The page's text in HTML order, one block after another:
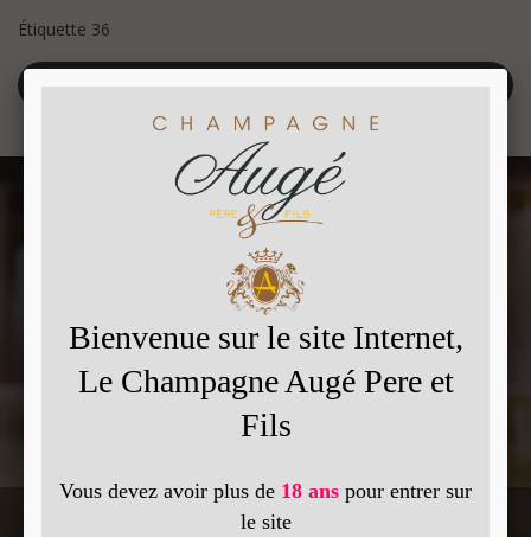
Étiquette 36
Retour à la liste
Vous souhaitez plus d'informations ?
Contactez-moi :
par téléphone au
03 26 49 22 16
ou via notre formulaire de contact
Contactez-nous